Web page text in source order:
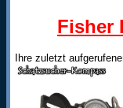
Fisher
Ihre zuletzt